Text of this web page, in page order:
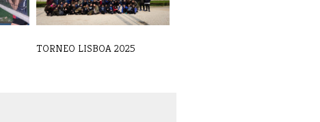
TORNEO LISBOA 2025